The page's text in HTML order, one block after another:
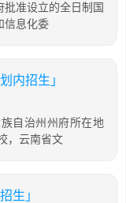
准设立的全日制国
信息化委
内招生」
自治州州府所在地
，云南省文
生」